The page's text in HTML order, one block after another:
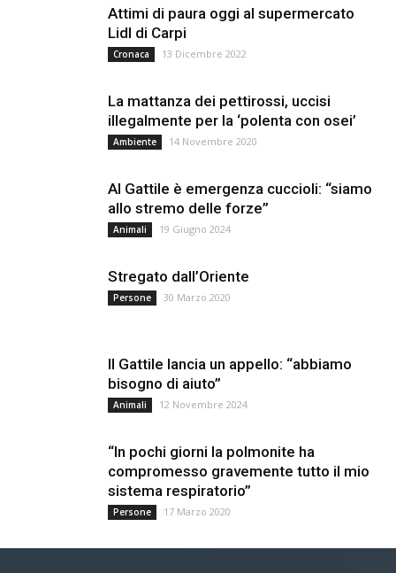
Attimi di paura oggi al supermercato
Lidl di Carpi
Cronaca 13 Dicembre 2022
La mattanza dei pettirossi, uccisi
illegalmente per la ‘polenta con osei’
Ambiente 14 Novembre 2020
Al Gattile è emergenza cuccioli: “siamo
allo stremo delle forze”
Animali 19 Giugno 2024
Stregato dall’Oriente
Persone 30 Marzo 2020
Il Gattile lancia un appello: “abbiamo
bisogno di aiuto”
Animali 12 Novembre 2024
“In pochi giorni la polmonite ha
compromesso gravemente tutto il mio
sistema respiratorio”
Persone 17 Marzo 2020